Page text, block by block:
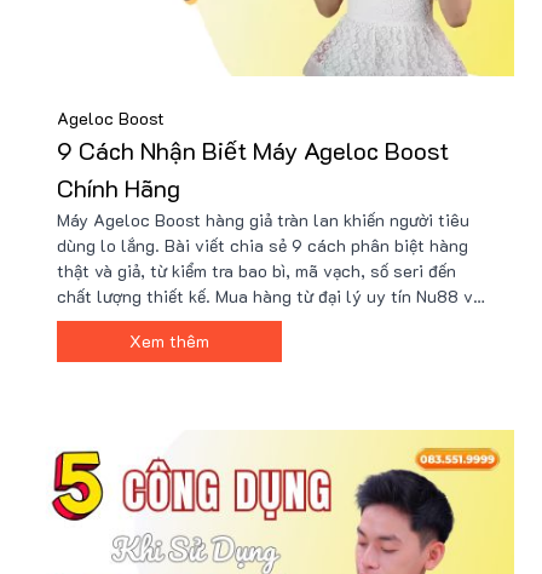
Ageloc Boost
9 Cách Nhận Biết Máy Ageloc Boost
Chính Hãng
Máy Ageloc Boost hàng giả tràn lan khiến người tiêu
dùng lo lắng. Bài viết chia sẻ 9 cách phân biệt hàng
thật và giả, từ kiểm tra bao bì, mã vạch, số seri đến
chất lượng thiết kế. Mua hàng từ đại lý uy tín Nu88 và
sử dụng dịch vụ kiểm tra mã QR là những biện pháp
quan trọng để bảo vệ làn da và đảm bảo giá trị sản
Xem thêm